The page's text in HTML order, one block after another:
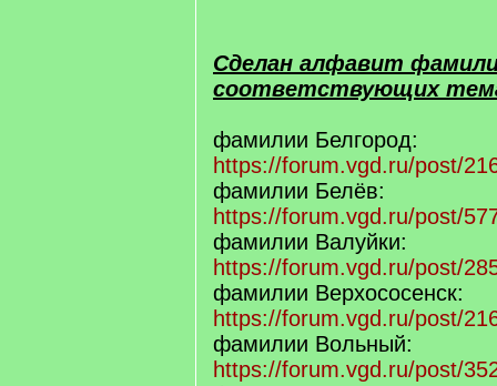
Сделан алфавит
соответствующих
фамилии Белгород:
https://forum.vgd.ru/post/
фамилии Белёв:
https://forum.vgd.ru/post/
фамилии Валуйки:
https://forum.vgd.ru/post/
фамилии Верхососенск:
https://forum.vgd.ru/post/
фамилии Вольный:
https://forum.vgd.ru/post/